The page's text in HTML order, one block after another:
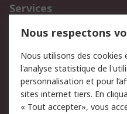
Services
750.000 produits
Retours
Track & trace
Legal
Nous respectons
Nous utilisons des
l'analyse statistique de
personnalisation et pour
sites internet tiers. En
« Tout accepter», vous